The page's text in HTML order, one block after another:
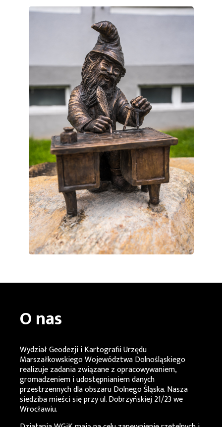
O nas
Wydział Geodezji i Kartografii Urzędu
Marszałkowskiego Województwa Dolnośląskiego
realizuje zadania związane z opracowywaniem,
gromadzeniem i udostępnianiem danych
przestrzennych dla obszaru Dolnego Śląska. Nasza
siedziba mieści się przy ul. Dobrzyńskiej 21/23 we
Wrocławiu.